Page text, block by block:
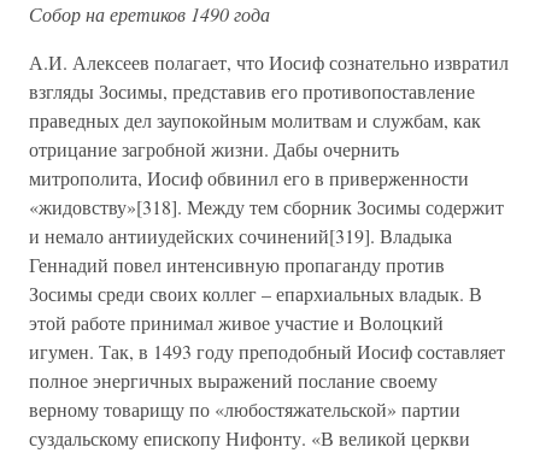
Собор на еретиков 1490 года
А.И. Алексеев полагает, что Иосиф сознательно извратил
взгляды Зосимы, представив его противопоставление
праведных дел заупокойным молитвам и службам, как
отрицание загробной жизни. Дабы очернить
митрополита, Иосиф обвинил его в приверженности
«жидовству»[318]. Между тем сборник Зосимы содержит
и немало антииудейских сочинений[319]. Владыка
Геннадий повел интенсивную пропаганду против
Зосимы среди своих коллег – епархиальных владык. В
этой работе принимал живое участие и Волоцкий
игумен. Так, в 1493 году преподобный Иосиф составляет
полное энергичных выражений послание своему
верному товарищу по «любостяжательской» партии
суздальскому епископу Нифонту. «В великой церкви